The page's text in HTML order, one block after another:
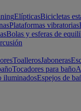
ElípticasBicicletas
Plataformas vibratorias
Bolas y esferas de
ToallerosJaboneras
Tocadores para baño
iluminadosEspejos de